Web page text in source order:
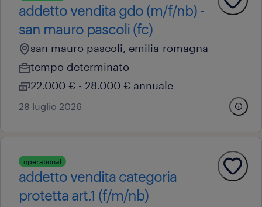
addetto vendita gdo (m/f/nb) -
san mauro pascoli (fc)
san mauro pascoli, emilia-romagna
tempo determinato
22.000 € - 28.000 € annuale
28 luglio 2026
operational
addetto vendita categoria
protetta art.1 (f/m/nb)